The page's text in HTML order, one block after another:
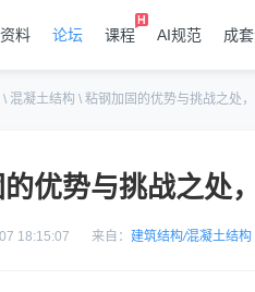
资料 论坛 课程 AI规范 成
\ 混凝土结构 \ 粘钢加固的优势与挑战之处
优势与挑战之处
18:15:07 来自： 建筑结构/混凝土结构